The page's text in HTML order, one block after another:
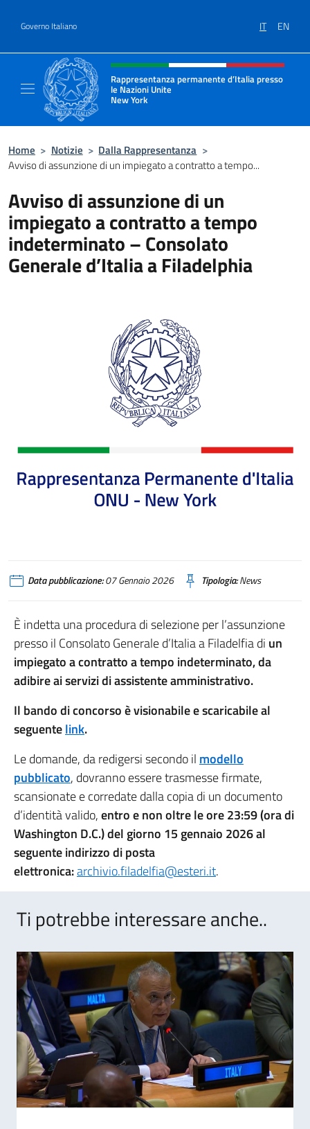
Governo Italiano IT EN
Intestazione sito, social e menù
Rappresentanza permanente d’Italia presso
le Nazioni Unite
New York
Il sito ufficiale della Rappresentanza
Home > Notizie > Dalla Rappresentanza >
Avviso di assunzione di un impiegato a contratto a tempo...
Avviso di assunzione di un
impiegato a contratto a tempo
indeterminato – Consolato
Generale d’Italia a Filadelphia
Data pubblicazione:07 Gennaio 2026 Tipologia:News
È indetta una procedura di selezione per l’assunzione
presso il Consolato Generale d’Italia a Filadelfia di un
impiegato a contratto a tempo indeterminato, da
adibire ai servizi di assistente amministrativo.
Il bando di concorso è visionabile e scaricabile al
seguentelink.
Le domande, da redigersi secondo il modello
pubblicato, dovranno essere trasmesse firmate,
scansionate e corredate dalla copia di un documento
d’identità valido,entro e non oltre le ore 23:59 (ora di
Washington D.C.) del giorno 15 gennaio 2026 al
seguente indirizzo di posta
elettronica:archivio.filadelfia@esteri.it.
Ti potrebbe interessare anche..